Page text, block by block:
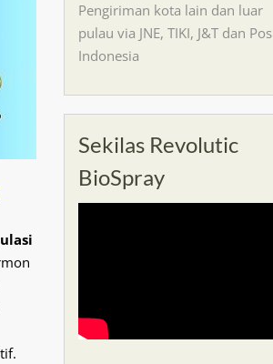
Pengiriman kota lain dan luar
pulau via JNE, TIKI, J&T dan Pos
Indonesia
Sekilas Revolutic
BioSpray